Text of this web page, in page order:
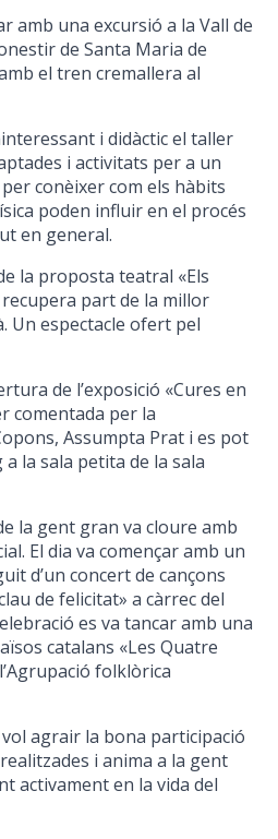
amb una excursió a la Vall de
de Santa Maria de
el tren cremallera al
i didàctic el taller
i activitats per a un
conèixer com els hàbits
poden influir en el procés
en general.
la proposta teatral «Els
part de la millor
Un espectacle ofert pel
de l’exposició «Cures en
comentada per la
Assumpta Prat i es pot
la sala petita de la sala
la gent gran va cloure amb
El dia va començar amb un
d’un concert de cançons
de felicitat» a càrrec del
es va tancar amb una
catalans «Les Quatre
folklòrica
vol agrair la bona participació
i anima a la gent
activament en la vida del